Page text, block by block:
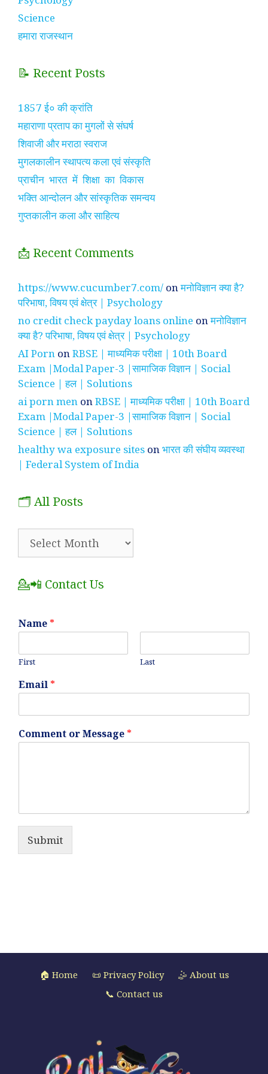
Science
हमारा राजस्थान
📝 Recent Posts
1857 ई० की क्रांति
महाराणा प्रताप का मुगलों से संघर्ष
शिवाजी और मराठा स्वराज
मुगलकालीन स्थापत्य कला एवं संस्कृति
प्राचीन भारत में शिक्षा का विकास
भक्ति आन्दोलन और सांस्कृतिक समन्वय
गुप्तकालीन कला और साहित्य
📩 Recent Comments
https://www.cucumber7.com/ onमनोविज्ञान क्या है?
परिभाषा, विषय एवं क्षेत्र | Psychology
no credit check payday loans online onमनोविज्ञान
क्या है? परिभाषा, विषय एवं क्षेत्र | Psychology
AI Porn onRBSE | माध्यमिक परीक्षा | 10th Board
Exam |Modal Paper-3 |सामाजिक विज्ञान | Social
Science | हल | Solutions
ai porn men onRBSE | माध्यमिक परीक्षा | 10th Board
Exam |Modal Paper-3 |सामाजिक विज्ञान | Social
Science | हल | Solutions
healthy wa exposure sites onभारत की संघीय व्यवस्था
| Federal System of India
🗂️ All Posts
💁📲 Contact Us
Name *
First Last
Email *
Comment or Message *
Submit
🏠 Home 📜 Privacy Policy
🤹 About us
📞 Contact us